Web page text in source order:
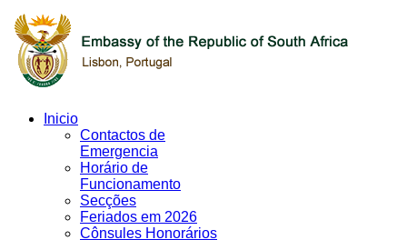
Inicio
Contactos de
Emergencia
Horário de
Funcionamento
Secções
Feriados em 2026
Cônsules Honorários